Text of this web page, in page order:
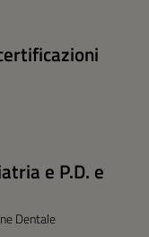
e P.D. e
Dentale